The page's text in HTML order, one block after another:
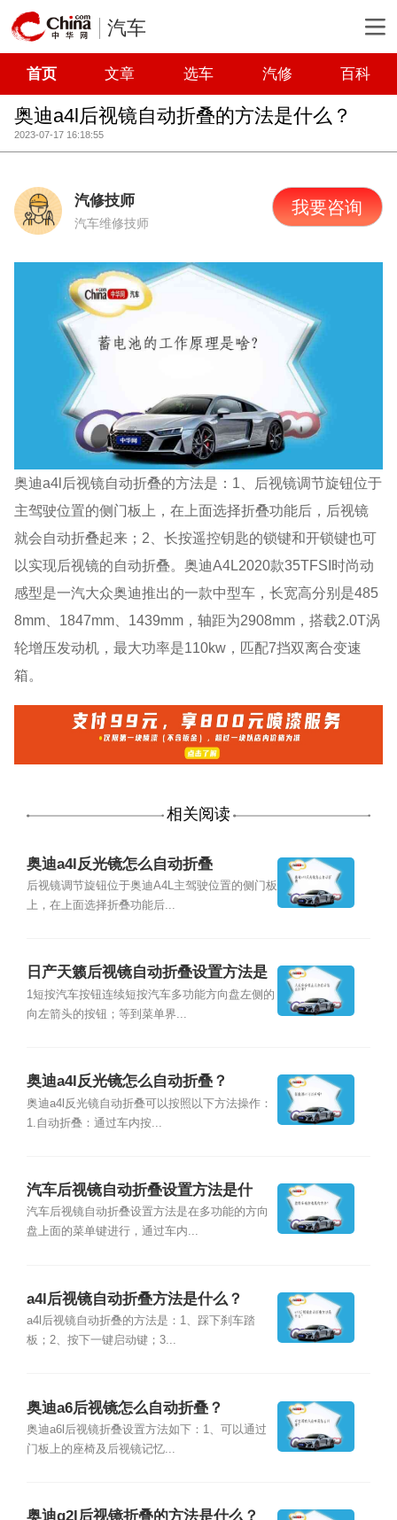
汽车
首页 文章 选车 汽修 百科
奥迪a4l后视镜自动折叠的方法是什么？
2023-07-17 16:18:55
汽修技师
汽车维修技师
我要咨询
奥迪a4l后视镜自动折叠的方法是：1、后视镜调节旋钮位于
主驾驶位置的侧门板上，在上面选择折叠功能后，后视镜
就会自动折叠起来；2、长按遥控钥匙的锁键和开锁键也可
以实现后视镜的自动折叠。奥迪A4L2020款35TFSI时尚动
感型是一汽大众奥迪推出的一款中型车，长宽高分别是485
8mm、1847mm、1439mm，轴距为2908mm，搭载2.0T涡
轮增压发动机，最大功率是110kw，匹配7挡双离合变速
箱。
相关阅读
奥迪a4l反光镜怎么自动折叠
后视镜调节旋钮位于奥迪A4L主驾驶位置的侧门板
上，在上面选择折叠功能后...
日产天籁后视镜自动折叠设置方法是
什么？
1短按汽车按钮连续短按汽车多功能方向盘左侧的
向左箭头的按钮；等到菜单界...
奥迪a4l反光镜怎么自动折叠？
奥迪a4l反光镜自动折叠可以按照以下方法操作：
1.自动折叠：通过车内按...
汽车后视镜自动折叠设置方法是什
么？
汽车后视镜自动折叠设置方法是在多功能的方向
盘上面的菜单键进行，通过车内...
a4l后视镜自动折叠方法是什么？
a4l后视镜自动折叠的方法是：1、踩下刹车踏
板；2、按下一键启动键；3...
奥迪a6后视镜怎么自动折叠？
奥迪a6l后视镜折叠设置方法如下：1、可以通过
门板上的座椅及后视镜记忆...
奥迪q2l后视镜折叠的方法是什么？